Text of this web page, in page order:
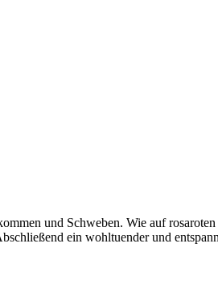
und Schweben. Wie auf
ein wohltuender und